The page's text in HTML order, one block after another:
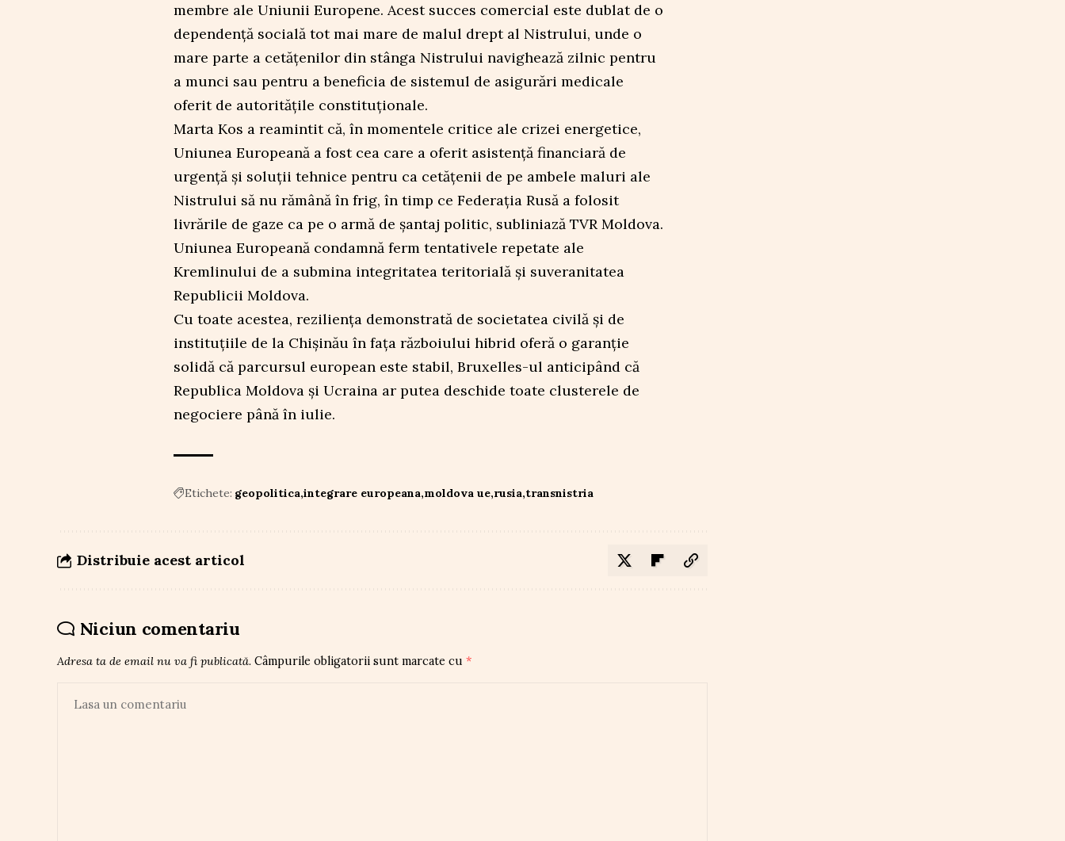
membre ale Uniunii Europene. Acest succes comercial este dublat de o
dependență socială tot mai mare de malul drept al Nistrului, unde o
mare parte a cetățenilor din stânga Nistrului navighează zilnic pentru
a munci sau pentru a beneficia de sistemul de asigurări medicale
oferit de autoritățile constituționale.
Marta Kos a reamintit că, în momentele critice ale crizei energetice,
Uniunea Europeană a fost cea care a oferit asistență financiară de
urgență și soluții tehnice pentru ca cetățenii de pe ambele maluri ale
Nistrului să nu rămână în frig, în timp ce Federația Rusă a folosit
livrările de gaze ca pe o armă de șantaj politic, subliniază TVR Moldova.
Uniunea Europeană condamnă ferm tentativele repetate ale
Kremlinului de a submina integritatea teritorială și suveranitatea
Republicii Moldova.
Cu toate acestea, reziliența demonstrată de societatea civilă și de
instituțiile de la Chișinău în fața războiului hibrid oferă o garanție
solidă că parcursul european este stabil, Bruxelles-ul anticipând că
Republica Moldova și Ucraina ar putea deschide toate clusterele de
negociere până în iulie.
Etichete: geopolitica integrare europeana moldova ue rusia transnistria
Distribuie acest articol
Niciun comentariu
Adresa ta de email nu va fi publicată. Câmpurile obligatorii sunt marcate cu *